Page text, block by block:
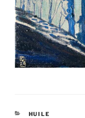
CATÉGORIES
HUILE